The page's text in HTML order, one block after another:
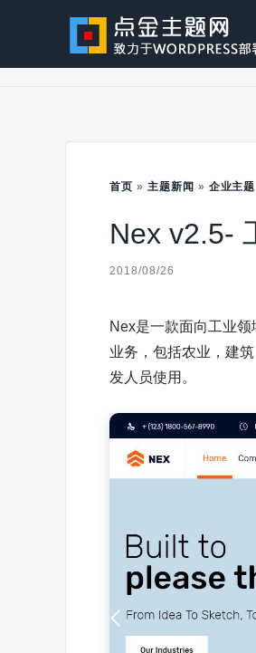
首页 » 主题新闻 » 企业主题
Nex v2.5-
2018/08/26
Nex是一款面向工业
业务，包括农业，建
发人员使用。